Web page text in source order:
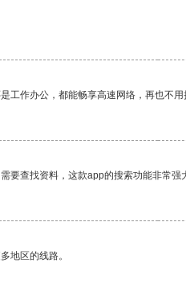
作办公，都能畅享高速网络，再也不用
查找资料，这款app的搜索功能非常强
地区的线路。